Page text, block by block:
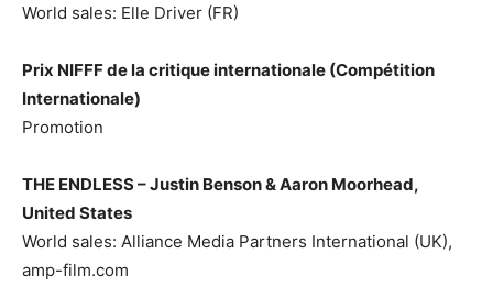
World sales: Elle Driver (FR)
Prix NIFFF de la critique internationale (Compétition
Internationale)
Promotion
THE ENDLESS– Justin Benson & Aaron Moorhead,
United States
World sales: Alliance Media Partners International (UK),
amp-film.com